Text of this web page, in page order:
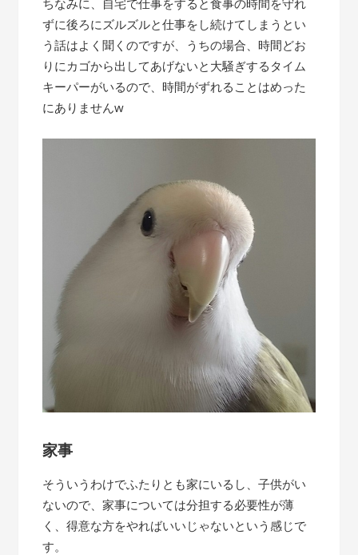
ちなみに、自宅で仕事をすると食事の時間を守れ
ずに後ろにズルズルと仕事をし続けてしまうとい
う話はよく聞くのですが、うちの場合、時間どお
りにカゴから出してあげないと大騒ぎするタイム
キーパーがいるので、時間がずれることはめった
にありませんw
家事
そういうわけでふたりとも家にいるし、子供がい
ないので、家事については分担する必要性が薄
く、得意な方をやればいいじゃないという感じで
す。